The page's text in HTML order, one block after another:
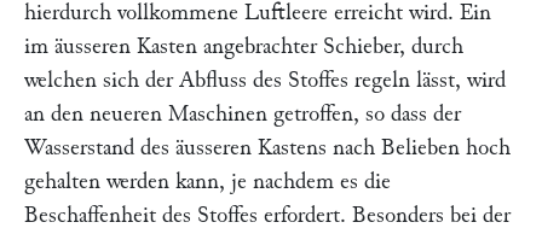
hierdurch vollkommene Luftleere erreicht wird. Ein
im äusseren Kasten angebrachter Schieber, durch
welchen sich der Abfluss des Stoffes regeln lässt, wird
an den neueren Maschinen getroffen, so dass der
Wasserstand des äusseren Kastens nach Belieben hoch
gehalten werden kann, je nachdem es die
Beschaffenheit des Stoffes erfordert. Besonders bei der